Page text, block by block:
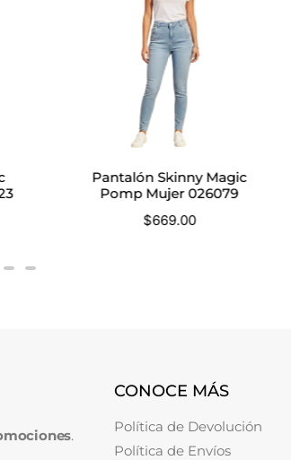
Pantalón Skinny Magic
Pomp Mujer 026079
$669.00
.
CONOCE MÁS
Política de Devolución
Política de Envíos